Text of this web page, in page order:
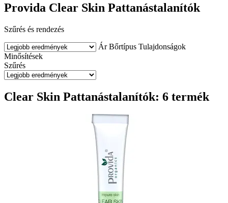
Provida Clear Skin Pattanástalanítók
Szűrés és rendezés
Ár Bőrtípus Tulajdonságok
Minősítések
Szűrés
Clear Skin Pattanástalanítók: 6 termék